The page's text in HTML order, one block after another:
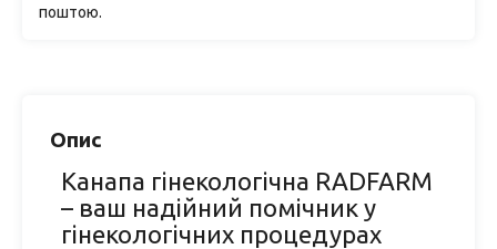
поштою.
Опис
Канапа гінекологічна RADFARM
– ваш надійний помічник у
гінекологічних процедурах